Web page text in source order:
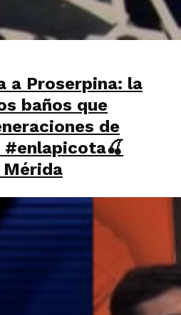
a Proserpina: la
baños que
de